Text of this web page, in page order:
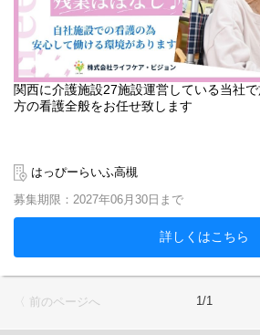
関西に介護施設27施設運営している当社
方の看護全般をお任せ致します
はっぴーらいふ高槻
募集期限：2027年06月30日まで
詳しくはこちら
〈 前のページへ 1/1